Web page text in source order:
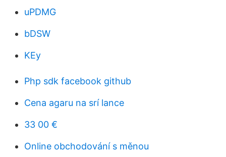
uPDMG
bDSW
KEy
Php sdk facebook github
Cena agaru na srí lance
33 00 €
Online obchodování s měnou